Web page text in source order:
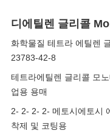
디에틸렌 글리콜
화학물질 테트라 에틸렌
23783-42-8
테트라에틸렌 글리콜 모
업용 용매
2- 2- 2- 2- 메토시에토시
착제 및 코팅용